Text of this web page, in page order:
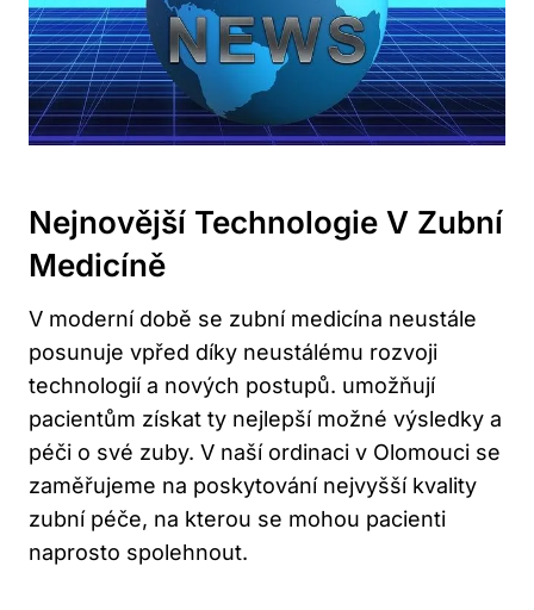
Nejnovější Technologie V Zubní
Medicíně
V moderní době se zubní medicína neustále
posunuje vpřed díky neustálému rozvoji
technologií a nových postupů. umožňují
pacientům získat ty nejlepší možné výsledky a
péči o své zuby. V naší ordinaci v Olomouci se
zaměřujeme na poskytování nejvyšší kvality
zubní péče, na kterou se mohou pacienti
naprosto spolehnout.